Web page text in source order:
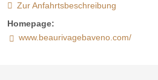
Zur Anfahrtsbeschreibung
Homepage:
www.beaurivagebaveno.com/